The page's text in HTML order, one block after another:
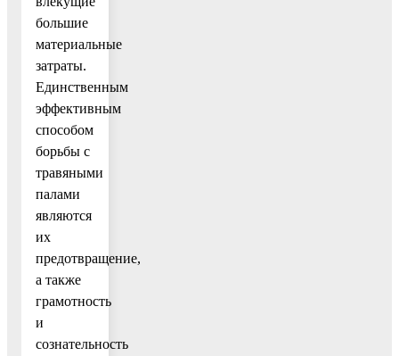
большие
материальные
затраты.
Единственным
эффективным
способом
борьбы с
травяными
палами
являются
их
предотвращение,
а также
грамотность
и
сознательность